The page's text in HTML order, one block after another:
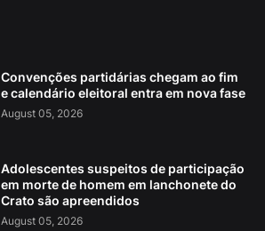
Convenções partidárias chegam ao fim
e calendário eleitoral entra em nova fase
August 05, 2026
Adolescentes suspeitos de participação
em morte de homem em lanchonete do
Crato são apreendidos
August 05, 2026